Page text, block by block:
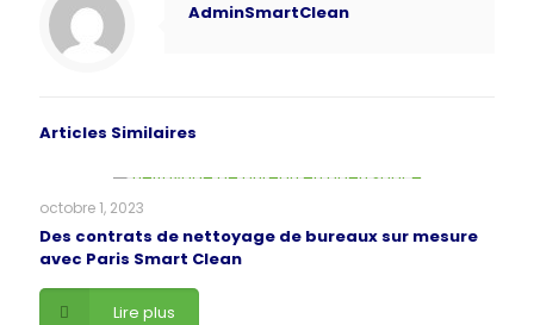
AdminSmartClean
Articles Similaires
octobre 1, 2023
Des contrats de nettoyage de bureaux sur mesure
avec Paris Smart Clean
Lire plus